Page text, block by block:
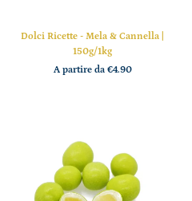
Dolci Ricette - Mela & Cannella |
150g/1kg
A partire da €4.90